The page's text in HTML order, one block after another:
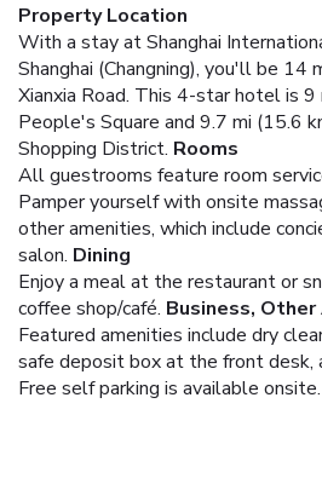
Property Location
With a stay at Shanghai
Shanghai (Changning), you'll be 14
Xianxia Road. This 4-star hotel is
People's Square and 9.7 mi (15.6
Shopping District. Rooms
All guestrooms feature room
Pamper yourself with onsite
other amenities, which include
salon. Dining
Enjoy a meal at the restaurant or
coffee shop/café. Business,
Featured amenities include dry
safe deposit box at the front desk,
Free self parking is available onsite.